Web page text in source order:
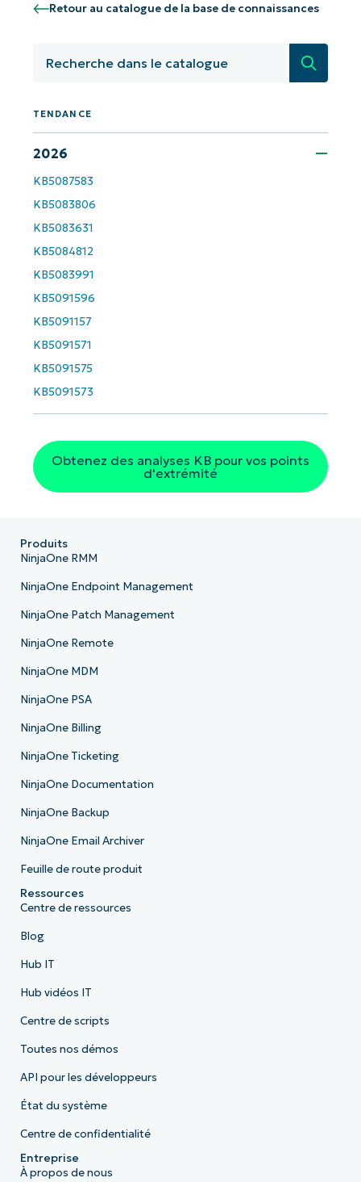
Retour au catalogue de la base de connaissances
TENDANCE
2026
KB5087583
KB5083806
KB5083631
KB5084812
KB5083991
KB5091596
KB5091157
KB5091571
KB5091575
KB5091573
Obtenez des analyses KB pour vos points
d'extrémité
number*
name*
Produits
NinjaOne RMM
NinjaOne Endpoint Management
NinjaOne Patch Management
NinjaOne Remote
NinjaOne MDM
NinjaOne PSA
NinjaOne Billing
NinjaOne Ticketing
NinjaOne Documentation
NinjaOne Backup
NinjaOne Email Archiver
Feuille de route produit
Ressources
Centre de ressources
Blog
Hub IT
Hub vidéos IT
Centre de scripts
Toutes nos démos
API pour les développeurs
État du système
Centre de confidentialité
Entreprise
À propos de nous